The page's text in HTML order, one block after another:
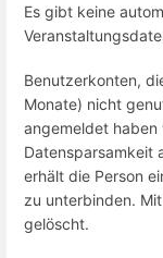
Es gibt keine
Benutzerkonten,
Monate) nicht
angemeldet haben
Datensparsamkeit
erhält die Person
zu unterbinden.
gelöscht.